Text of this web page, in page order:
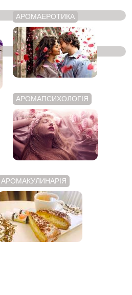
АРОМАЕРОТИКА
АРОМАПСИХОЛОГІЯ
АРОМАКУЛИНАРІЯ